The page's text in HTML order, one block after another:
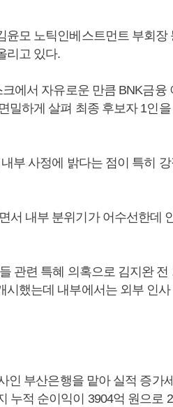
모 노틱인베스트먼트 부회장
리고 있다.
에서 자유로운 만큼 BNK금융
밀하게 살펴 최종 후보자 1인
부 사정에 밝다는 점이 특히
서 내부 분위기가 어수선한데
관련 특혜 의혹으로 김지완 전
시했는데 내부에서는 외부 인
인 부산은행을 맡아 실적 증가
누적 순이익이 3904억 원으로